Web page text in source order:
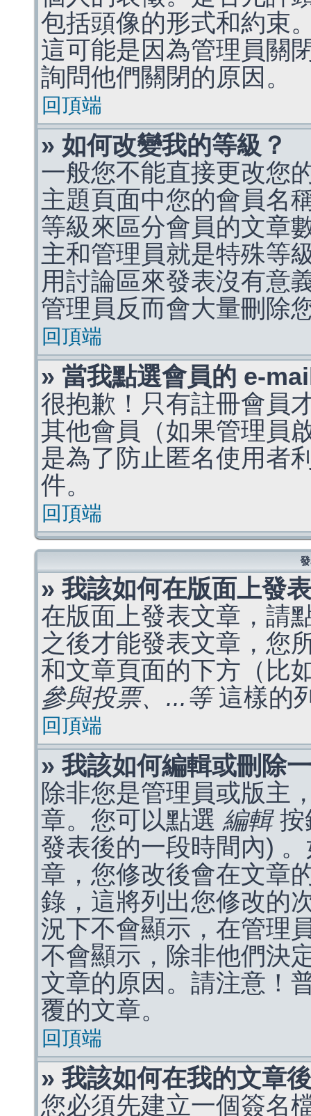
包括頭像的形式和約束
這可能是因為管理員關
詢問他們關閉的原因。
回頂端
» 如何改變我的等級？
一般您不能直接更改您
主題頁面中您的會員名
等級來區分會員的文章
主和管理員就是特殊等
用討論區來發表沒有意
管理員反而會大量刪除
回頂端
» 當我點選會員的 e-
很抱歉！只有註冊會員
其他會員（如果管理員
是為了防止匿名使用者
件。
回頂端
» 我該如何在版面上發
在版面上發表文章，請
之後才能發表文章，您
和文章頁面的下方（比
參與投票、...等這樣的
回頂端
» 我該如何編輯或刪除
除非您是管理員或版主
章。您可以點選 編輯按
發表後的一段時間內)
章，您修改後會在文章
錄，這將列出您修改的
況下不會顯示，在管理
不會顯示，除非他們決
文章的原因。請注意！
覆的文章。
回頂端
» 我該如何在我的文章
您必須先建立一個簽名